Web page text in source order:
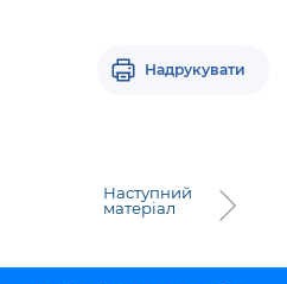
адміністрація
стану
Надрукувати
Наступний
матеріал